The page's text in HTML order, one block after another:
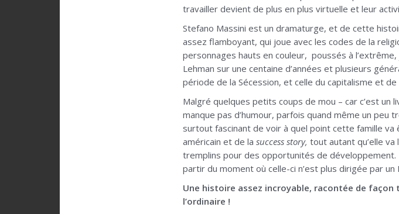
travailler devient de plus en plus virtuelle et leur
Stefano Massini est un dramaturge, et de cette
assez flamboyant, qui joue avec les codes de la
personnages hauts en couleur, poussés à
Lehman sur une centaine d’années et plusieurs
période de la Sécession, et celle du capitalisme et de
Malgré quelques petits coups de mou – car c’est un
manque pas d’humour, parfois quand même un peu
surtout fascinant de voir à quel point cette famille va
américain et de la success story, tout autant qu’elle
tremplins pour des opportunités de développement.
partir du moment où celle-ci n’est plus dirigée par un
Une histoire assez incroyable, racontée de
l’ordinaire !